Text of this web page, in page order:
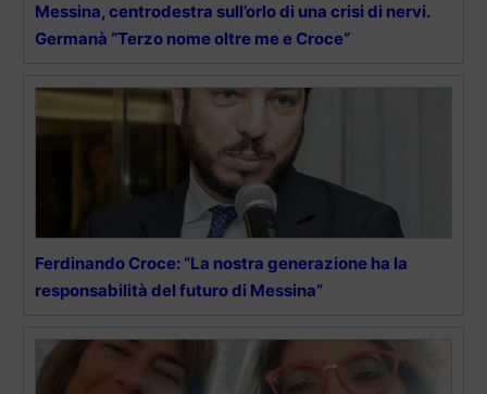
Messina, centrodestra sull’orlo di una crisi di nervi.
Germanà “Terzo nome oltre me e Croce”
Ferdinando Croce: “La nostra generazione ha la
responsabilità del futuro di Messina”